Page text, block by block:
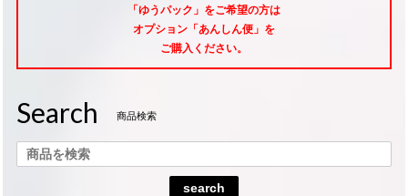
「ゆうパック」をご希望の方は
オプション「あんしん便」 を
ご購入ください。
Search 商品検索
search